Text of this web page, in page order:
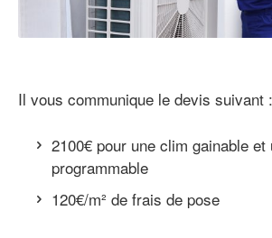
Il vous communique le devis suivant :
2100€ pour une clim gainable
programmable
120€/m² de frais de pose